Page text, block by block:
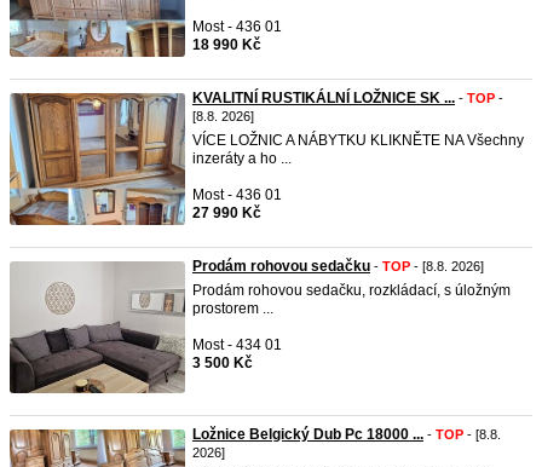
Most - 436 01
18 990 Kč
KVALITNÍ RUSTIKÁLNÍ LOŽNICE SK ... - TOP -
[8.8. 2026]
VÍCE LOŽNIC A NÁBYTKU KLIKNĚTE NA Všechny
inzeráty a ho ...
Most - 436 01
27 990 Kč
Prodám rohovou sedačku - TOP - [8.8. 2026]
Prodám rohovou sedačku, rozkládací, s úložným
prostorem ...
Most - 434 01
3 500 Kč
Ložnice Belgický Dub Pc 18000 ... - TOP - [8.8.
2026]